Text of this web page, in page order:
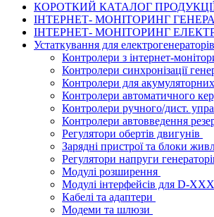
КОРОТКИЙ КАТАЛОГ ПРОДУКЦІЇ
ІНТЕРНЕТ- МОНІТОРИНГ
ІНТЕРНЕТ- МОНІТОРИНГ
Устаткування для електрогенераторів
Контролери з інтернет-
Контролери синхронізації
Контролери для
Контролери автоматичного
Контролери ручного/дист.
Контролери автовведення
Регулятори обертів двигунів
Зарядні пристрої та блоки
Регулятори напруги
Модулі розширення
Модулі інтерфейсів для D-
Кабелі та адаптери
Модеми та шлюзи